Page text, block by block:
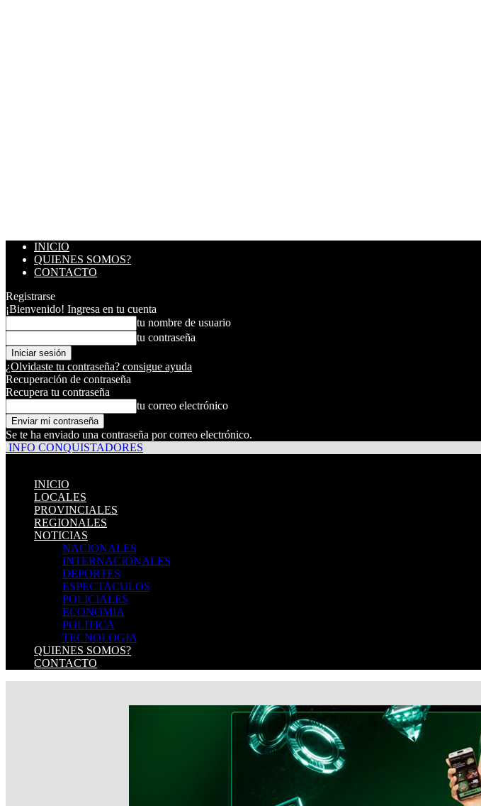
INICIO
QUIENES SOMOS?
CONTACTO
Registrarse
¡Bienvenido! Ingresa en tu cuenta
tu nombre de usuario
tu contraseña
¿Olvidaste tu contraseña? consigue ayuda
Recuperación de contraseña
Recupera tu contraseña
tu correo electrónico
Se te ha enviado una contraseña por correo electrónico.
INFO CONQUISTADORES
INICIO
LOCALES
PROVINCIALES
REGIONALES
NOTICIAS
NACIONALES
INTERNACIONALES
DEPORTES
ESPECTACULOS
POLICIALES
ECONOMIA
POLITICA
TECNOLOGIA
QUIENES SOMOS?
CONTACTO